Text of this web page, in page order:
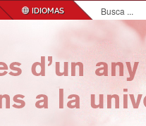
IDIOMAS Buscar...